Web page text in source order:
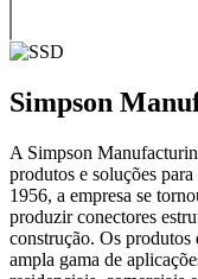
Simpson
A Simpson
produtos e soluções
1956, a empresa se
produzir conectores
construção. Os
ampla gama de